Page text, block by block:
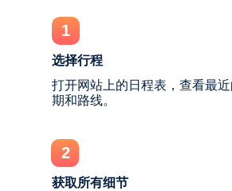
打开网站上的日程表，查看最近
期和路线。
选择行程
1
获取所有细节
2